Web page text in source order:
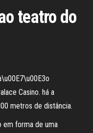
teatro do
Casino. há a
metros de distância.
em forma de uma